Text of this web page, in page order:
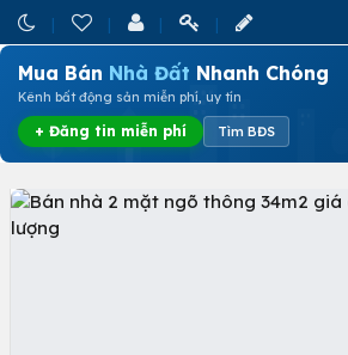
Mua Bán Nhà Đất Nhanh Chóng
Kênh bất động sản miễn phí, uy tín
+ Đăng tin miễn phí Tìm BĐS